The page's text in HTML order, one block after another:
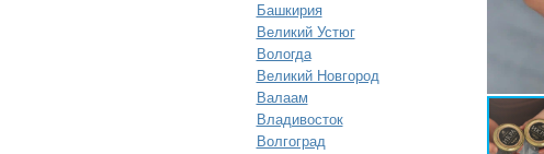
Башкирия
Великий Устюг
Вологда
Великий Новгород
Валаам
Владивосток
Волгоград